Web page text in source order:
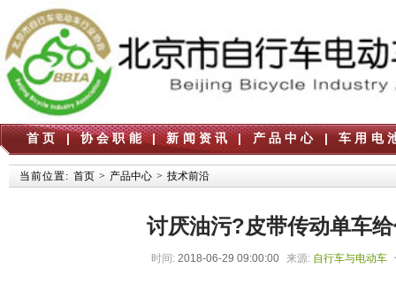
首页|协会职能|新闻资讯|产品中心|车用电
当前位置: 首页 > 产品中心 > 技术前沿
讨厌油污?皮带传动单车
时间: 2018-06-29 09:00:00 来源: 自行车与电动车